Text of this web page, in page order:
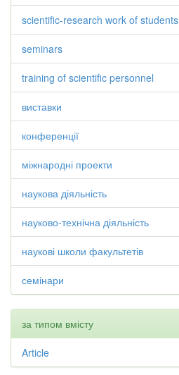
scientific-research work of students
seminars
training of scientific personnel
виставки
конференції
міжнародні проекти
наукова діяльність
науково-технічна діяльність
наукові школи факультетів
семінари
за типом вмісту
Article